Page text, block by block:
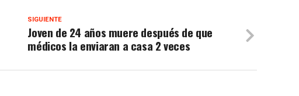
SIGUIENTE
Joven de 24 años muere después de que
médicos la enviaran a casa 2 veces